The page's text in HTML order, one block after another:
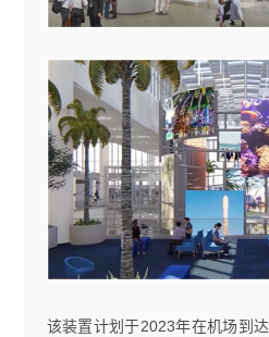
该装置计划于2023年在机场到